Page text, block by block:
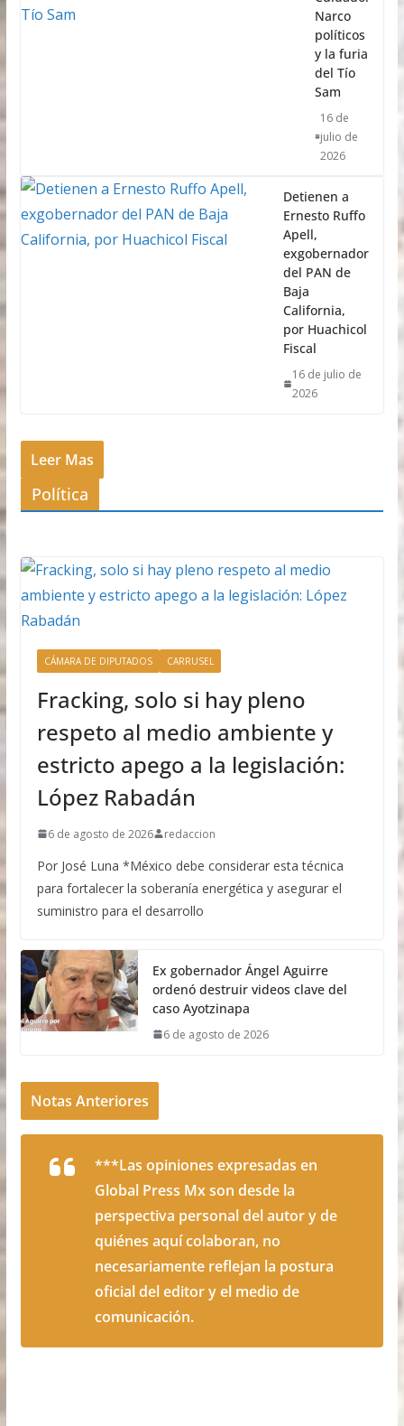
Narco
políticos
y la furia
del Tío
Sam
16 de
julio de
2026
Detienen a
Ernesto Ruffo
Apell,
exgobernador
del PAN de
Baja
California,
por Huachicol
Fiscal
16 de julio de
2026
Leer Mas
Política
CÁMARA DE DIPUTADOS CARRUSEL
Fracking, solo si hay pleno
respeto al medio ambiente y
estricto apego a la legislación:
López Rabadán
6 de agosto de 2026 redaccion
Por José Luna *México debe considerar esta técnica
para fortalecer la soberanía energética y asegurar el
suministro para el desarrollo
Ex gobernador Ángel Aguirre
ordenó destruir videos clave del
caso Ayotzinapa
6 de agosto de 2026
Notas Anteriores
***Las opiniones expresadas en
Global Press Mx son desde la
perspectiva personal del autor y de
quiénes aquí colaboran, no
necesariamente reflejan la postura
oficial del editor y el medio de
comunicación.